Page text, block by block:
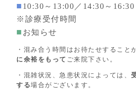
■ 10:30～13:00／14:30～16:30
※診療受付時間
■ お知らせ
・混み合う時間はお待たせすること
に余裕をもって ご来院下さい。
・混雑状況、急患状況によっては、
する場合がございます。